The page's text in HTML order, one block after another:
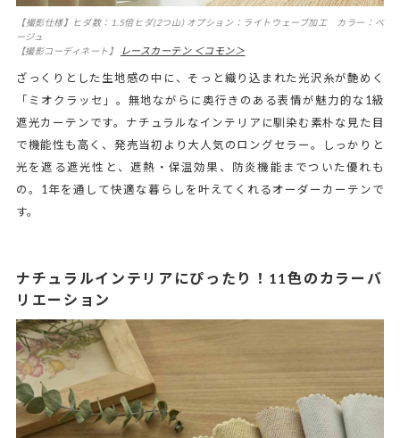
【撮影仕様】ヒダ数：1.5倍ヒダ(2つ山) オプション：ライトウェーブ加工 カラー：ベ
ージュ
【撮影コーディネート】
レースカーテン ＜コモン＞
ざっくりとした生地感の中に、そっと織り込まれた光沢糸が艶めく
「ミオクラッセ」。無地ながらに奥行きのある表情が魅力的な1級
遮光カーテンです。ナチュラルなインテリアに馴染む素朴な見た目
で機能性も高く、発売当初より大人気のロングセラー。しっかりと
光を遮る遮光性と、遮熱・保温効果、防炎機能までついた優れも
の。1年を通して快適な暮らしを叶えてくれるオーダーカーテンで
す。
ナチュラルインテリアにぴったり！11色のカラーバ
リエーション